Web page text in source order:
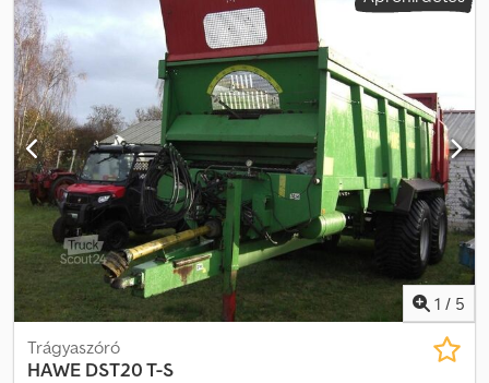
széles szóróberendezés, kaparós padló, kormányzott tengely,
teljesítménymonitor, tolózár, támasztóláb / -kerék, tridem tengely,
kormányzott és emelhető tengely, széles szórószerkezet, 40 km/h,
34 tonna, max. szórásszélesség 24 m, pneumatikus felfüggesztés,
szegélyszóró lemez, raktárhely: ügyfél Djdpfx Anezhdv Aj Nskr
1 / 5
Trágyaszóró
HAWE DST20 T-S